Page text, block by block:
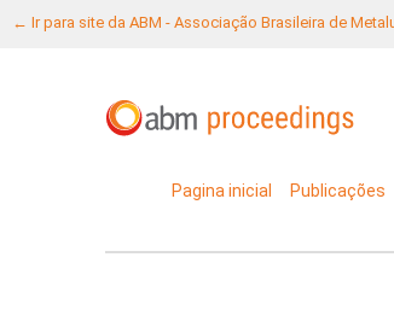
← Ir para site da ABM - Associação Brasileira de
Pagina inicial Publicações